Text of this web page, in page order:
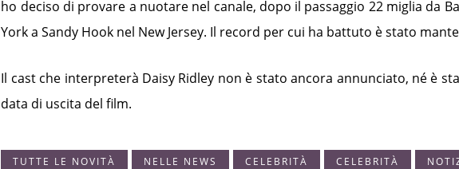
ho deciso di provare a nuotare nel canale, dopo il passaggio 22 miglia da
York a Sandy Hook nel New Jersey. Il record per cui ha battuto è stato
Il cast che interpreterà Daisy Ridley non è stato ancora annunciato, né è
data di uscita del film.
TUTTE LE NOVITÀ NELLE NEWS CELEBRITÀ CELEBRITÀ